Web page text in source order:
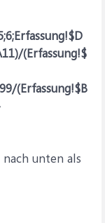
(Erfassung!$
(Erfassung!$B
unten als